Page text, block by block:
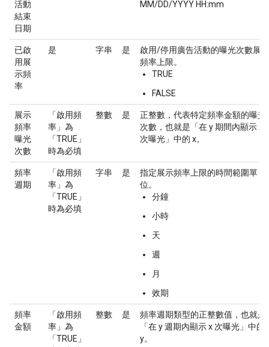
活動
結束
日期
MM/DD/YYYY HH:mm
已啟
用展
示頻
率
是 字串 是
啟用/停用廣告活動的曝光次數展示
頻率上限。
TRUE
FALSE
展示
頻率
曝光
次數
「啟用頻
率」為
「TRUE」
時為必填
整數 是
正整數，代表特定頻率金額的曝光
次數，也就是「在 y 期間內顯示 x
次曝光」中的 x。
頻率
週期
「啟用頻
率」為
「TRUE」
時為必填
字串 是
指定展示頻率上限的時間範圍單
位。
分鐘
小時
天
週
月
效期
頻率
金額
「啟用頻
率」為
「TRUE」
整數 是
頻率週期類型的正整數值，也就是
「在 y 週期內顯示 x 次曝光」中的
y。